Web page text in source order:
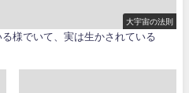
大宇宙の法則
様でいて、実は生かされている